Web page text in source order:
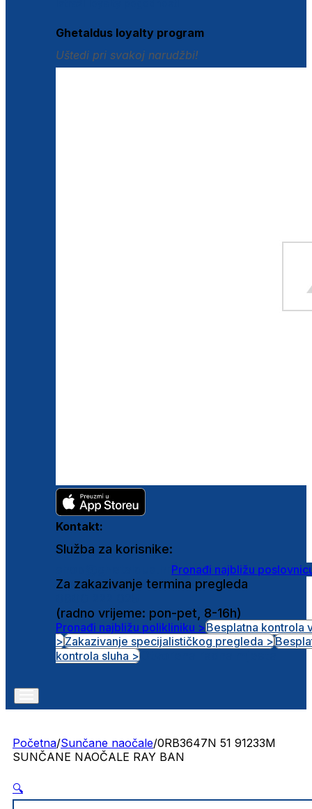
Ghetaldus loyalty program
Uštedi pri svakoj narudžbi!
Kontakt:
Služba za korisnike:
Pronađi najbližu
Za zakazivanje termina pregleda
(radno vrijeme: pon-pet, 8-16h)
Pronađi najbližu polikliniku >Besplatna kontrola
>Zakazivanje specijalističkog pregleda >
kontrola sluha >
Početna/Sunčane naočale/0RB3647N 51 91233M
SUNČANE NAOČALE RAY BAN
🔍